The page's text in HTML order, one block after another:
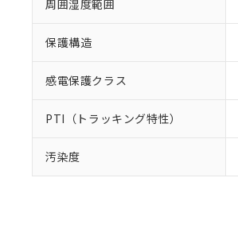
周囲湿度範囲
保護構造
感電保護クラス
PTI（トラッキング特性）
汚染度